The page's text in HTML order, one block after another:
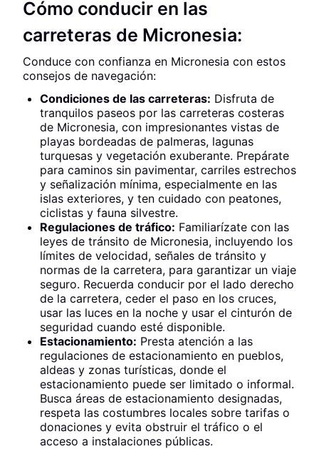
Cómo conducir en las
carreteras de Micronesia:
Conduce con confianza en Micronesia con estos
consejos de navegación:
Condiciones de las carreteras: Disfruta de
tranquilos paseos por las carreteras costeras
de Micronesia, con impresionantes vistas de
playas bordeadas de palmeras, lagunas
turquesas y vegetación exuberante. Prepárate
para caminos sin pavimentar, carriles estrechos
y señalización mínima, especialmente en las
islas exteriores, y ten cuidado con peatones,
ciclistas y fauna silvestre.
Regulaciones de tráfico: Familiarízate con las
leyes de tránsito de Micronesia, incluyendo los
límites de velocidad, señales de tránsito y
normas de la carretera, para garantizar un viaje
seguro. Recuerda conducir por el lado derecho
de la carretera, ceder el paso en los cruces,
usar las luces en la noche y usar el cinturón de
seguridad cuando esté disponible.
Estacionamiento: Presta atención a las
regulaciones de estacionamiento en pueblos,
aldeas y zonas turísticas, donde el
estacionamiento puede ser limitado o informal.
Busca áreas de estacionamiento designadas,
respeta las costumbres locales sobre tarifas o
donaciones y evita obstruir el tráfico o el
acceso a instalaciones públicas.